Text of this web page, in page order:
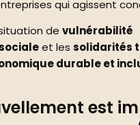
qui agissent
devulnérabilité
et lessolidarités
durable et
est